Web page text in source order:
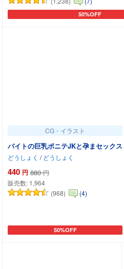
50%OFF
カートに追加
CG・イラスト
バイトの巨乳ポニテJKと孕まセックス
どうしょく / どうしょく
440 円 880 円
販売数: 1,964
(968)
(4)
50%OFF
カートに追加